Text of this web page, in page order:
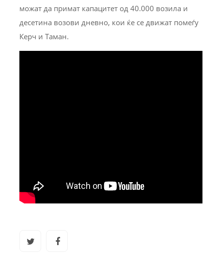
можат да примат капацитет од 40.000 возила и
десетина возови дневно, кои ќе се движат помеѓу
Керч и Таман.